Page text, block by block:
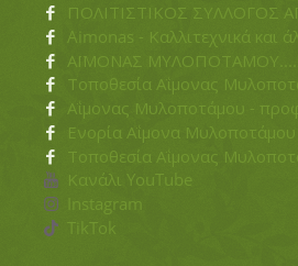
ΠΟΛΙΤΙΣΤΙΚΟΣ ΣΥΛΛΟΓΟΣ
Aimonas - Καλλιτεχνικά και
ΑΪΜΟΝΑΣ
Τοποθεσία Αΐμονας
Αΐμονας Μυλοποτάμου -
Ενορία Αΐμονα Μυλοποτάμου
Τοποθεσία Αΐμονας
Κανάλι YouTube
Instagram
TikTok